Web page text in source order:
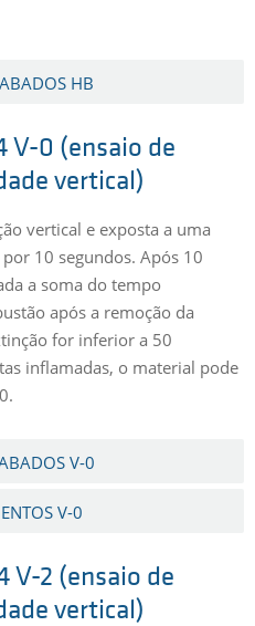
HB
V-0 (ensaio de
vertical)
vertical e exposta a uma
10 segundos. Após 10
a soma do tempo
após a remoção da
for inferior a 50
inflamadas, o material pode
V-0
V-0
V-2 (ensaio de
vertical)